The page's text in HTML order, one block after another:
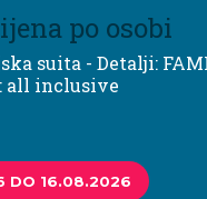
po osobi
suita - Detalji:
all inclusive
DO 16.08.2026